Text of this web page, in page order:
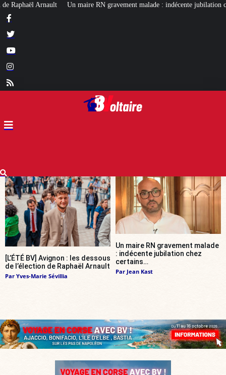
malade : indécente jubilation chez certains… Affaire Lyhanna :
[L’ÉTÉ BV] Avignon : les dessous
de l’élection de Raphaël Arnault
Par Yves-Marie Sévillia
Un maire RN gravement malade
: indécente jubilation chez
certains…
Par Jean Kast